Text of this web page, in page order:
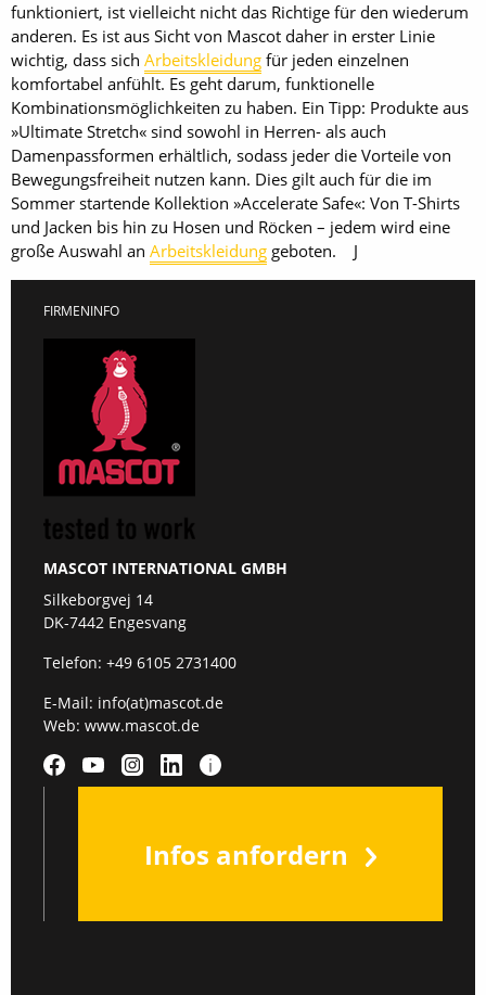
funktioniert, ist vielleicht nicht das Richtige für den wiederum
anderen. Es ist aus Sicht von Mascot daher in erster Linie
wichtig, dass sich Arbeitskleidung für jeden einzelnen
komfortabel anfühlt. Es geht darum, funktionelle
Kombinationsmöglichkeiten zu haben. Ein Tipp: Produkte aus
»Ultimate Stretch« sind sowohl in Herren- als auch
Damenpassformen erhältlich, sodass jeder die Vorteile von
Bewegungsfreiheit nutzen kann. Dies gilt auch für die im
Sommer startende Kollektion »Accelerate Safe«: Von T-Shirts
und Jacken bis hin zu Hosen und Röcken – jedem wird eine
große Auswahl an Arbeitskleidung geboten. J
FIRMENINFO
MASCOT INTERNATIONAL GMBH
Silkeborgvej 14
DK-7442 Engesvang
Telefon: +49 6105 2731400
E-Mail: info(at)mascot.de
Web: www.mascot.de
Infos anfordern